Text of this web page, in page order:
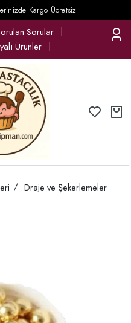
Kargo Ücretsiz
Sorular
Ürünler
Draje ve Şekerlemeler